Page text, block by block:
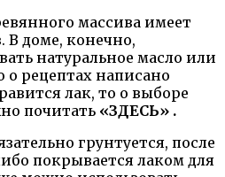
массива имеет
В доме, конечно,
натуральное масло или
о рецептах написано
лак, то о выборе
почитать «ЗДЕСЬ» .
грунтуется, после
покрывается лаком для